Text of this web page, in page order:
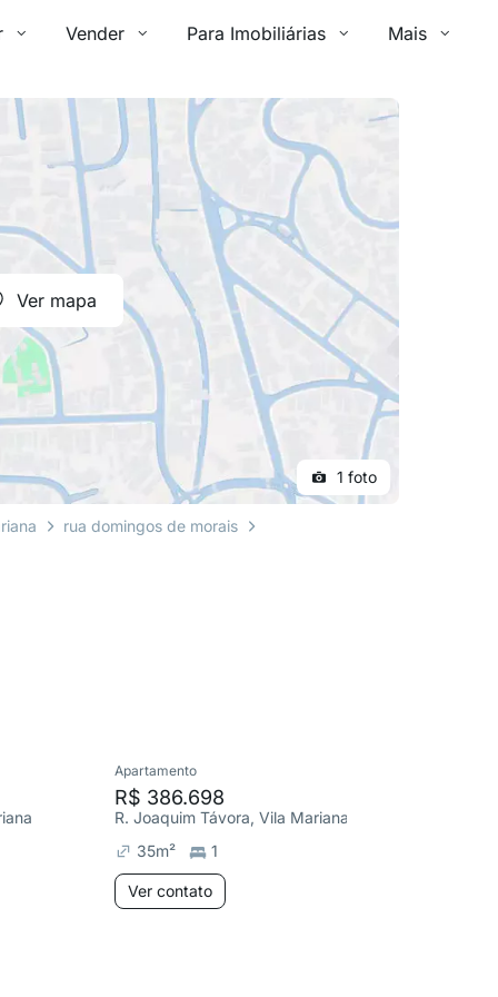
Vender Para Imobiliárias Mais
Ver mapa
1 foto
rua domingos de morais
Apartamento
R$ 386.698
R. Joaquim Távora, Vila Mariana
35m² 1
Ver contato